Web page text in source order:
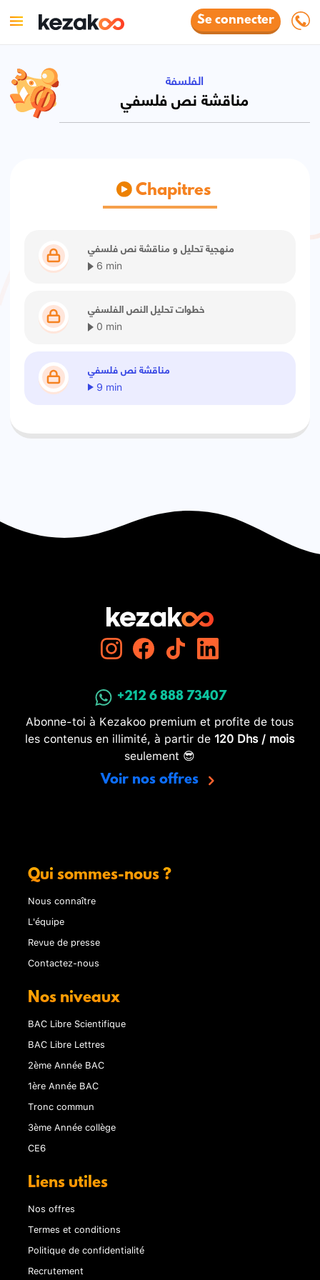
Se connecter
الفلسفة
مناقشة نص فلسفي
Chapitres
منهجية تحليل و مناقشة نص فلسفي
6 min
خطوات تحليل النص الفلسفي
0 min
مناقشة نص فلسفي
9 min
+212 6 888 73407
Abonne-toi à Kezakoo premium et profite de tous
les contenus en illimité, à partir de 120 Dhs / mois
seulement 😎
Voir nos offres
Qui sommes-nous ?
Nous connaître
L'équipe
Revue de presse
Contactez-nous
Nos niveaux
BAC Libre Scientifique
BAC Libre Lettres
2ème Année BAC
1ère Année BAC
Tronc commun
3ème Année collège
CE6
Liens utiles
Nos offres
Termes et conditions
Politique de confidentialité
Recrutement